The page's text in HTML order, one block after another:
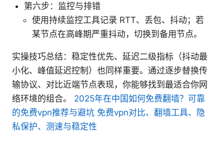
第六步：监控与排错
使用持续监控工具记录 RTT、丢包、抖动；若
某节点在高峰期严重抖动，切换到备用节点。
实操技巧总结：稳定性优先、延迟二级指标（抖动最
小化、峰值延迟控制）也同样重要。通过逐步替换传
输协议、对比近端节点表现，你能够找到最适合你网
络环境的组合。 2025年在中国如何免费翻墙？可靠
的免费vpn推荐与避坑 免费vpn对比、翻墙工具、隐
私保护、测速与稳定性